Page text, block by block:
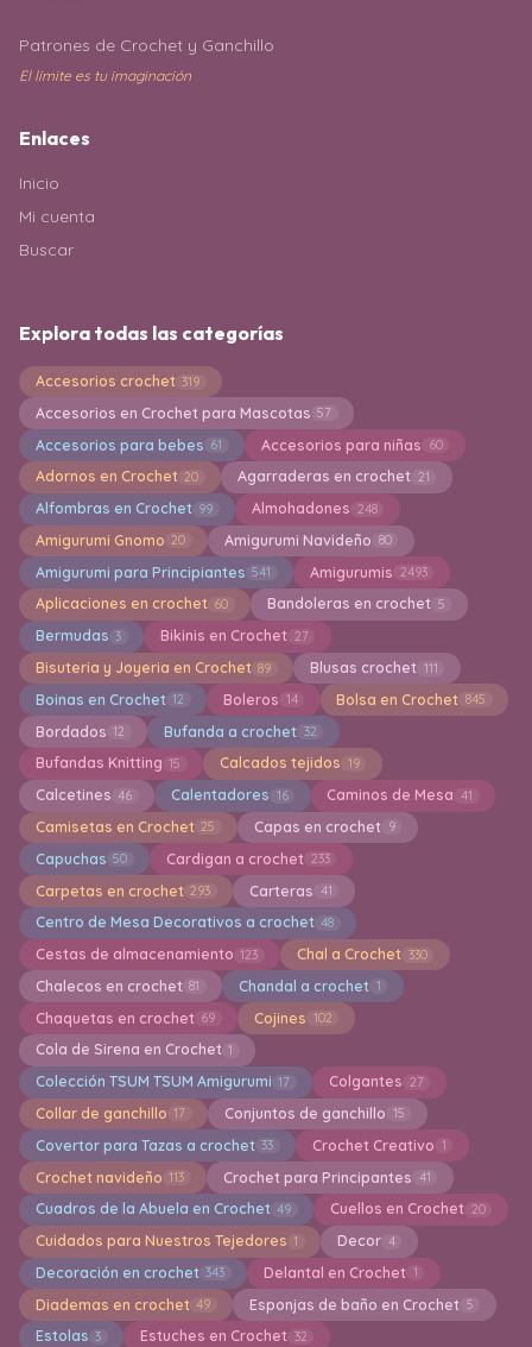
Patrones de Crochet y Ganchillo
El límite es tu imaginación
Enlaces
Inicio
Mi cuenta
Buscar
Explora todas las categorías
Accesorios crochet 319
Accesorios en Crochet para Mascotas 57
Accesorios para bebes 61 Accesorios para niñas 60
Adornos en Crochet 20 Agarraderas en crochet 21
Alfombras en Crochet 99 Almohadones 248
Amigurumi Gnomo 20 Amigurumi Navideño 80
Amigurumi para Principiantes 541 Amigurumis 2493
Aplicaciones en crochet 60 Bandoleras en crochet 5
Bermudas 3 Bikinis en Crochet 27
Bisuteria y Joyeria en Crochet 89 Blusas crochet 111
Boinas en Crochet 12 Boleros 14 Bolsa en Crochet 845
Bordados 12 Bufanda a crochet 32
Bufandas Knitting 15 Calcados tejidos 19
Calcetines 46 Calentadores 16 Caminos de Mesa 41
Camisetas en Crochet 25 Capas en crochet 9
Capuchas 50 Cardigan a crochet 233
Carpetas en crochet 293 Carteras 41
Centro de Mesa Decorativos a crochet 48
Cestas de almacenamiento 123 Chal a Crochet 330
Chalecos en crochet 81 Chandal a crochet 1
Chaquetas en crochet 69 Cojines 102
Cola de Sirena en Crochet 1
Colección TSUM TSUM Amigurumi 17 Colgantes 27
Collar de ganchillo 17 Conjuntos de ganchillo 15
Covertor para Tazas a crochet 33 Crochet Creativo 1
Crochet navideño 113 Crochet para Principantes 41
Cuadros de la Abuela en Crochet 49 Cuellos en Crochet 20
Cuidados para Nuestros Tejedores 1 Decor 4
Decoración en crochet 343 Delantal en Crochet 1
Diademas en crochet 49 Esponjas de baño en Crochet 5
Estolas 3 Estuches en Crochet 32